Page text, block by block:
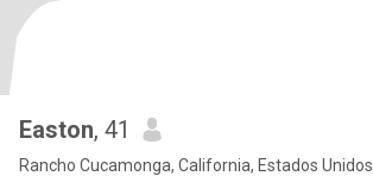
Easton, 41
Rancho Cucamonga, California, Estados Unidos